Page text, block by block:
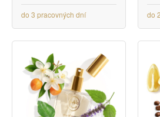
do 3 pracovných dní do